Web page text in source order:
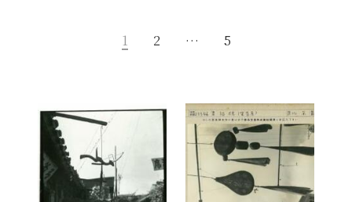
1 2 … 5